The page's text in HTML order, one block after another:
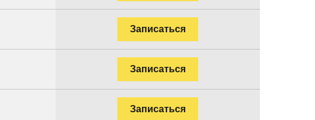
Записаться
Записаться
Записаться